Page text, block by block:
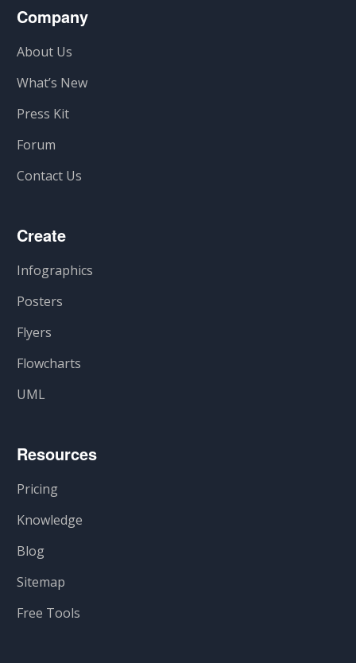
Company
About Us
What’s New
Press Kit
Forum
Contact Us
Create
Infographics
Posters
Flyers
Flowcharts
UML
Resources
Pricing
Knowledge
Blog
Sitemap
Free Tools